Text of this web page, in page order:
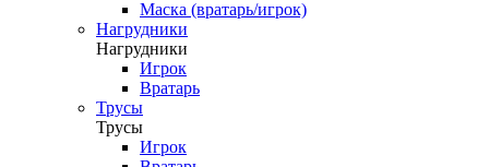
Маска (вратарь/игрок)
Нагрудники
Нагрудники
Игрок
Вратарь
Трусы
Трусы
Игрок